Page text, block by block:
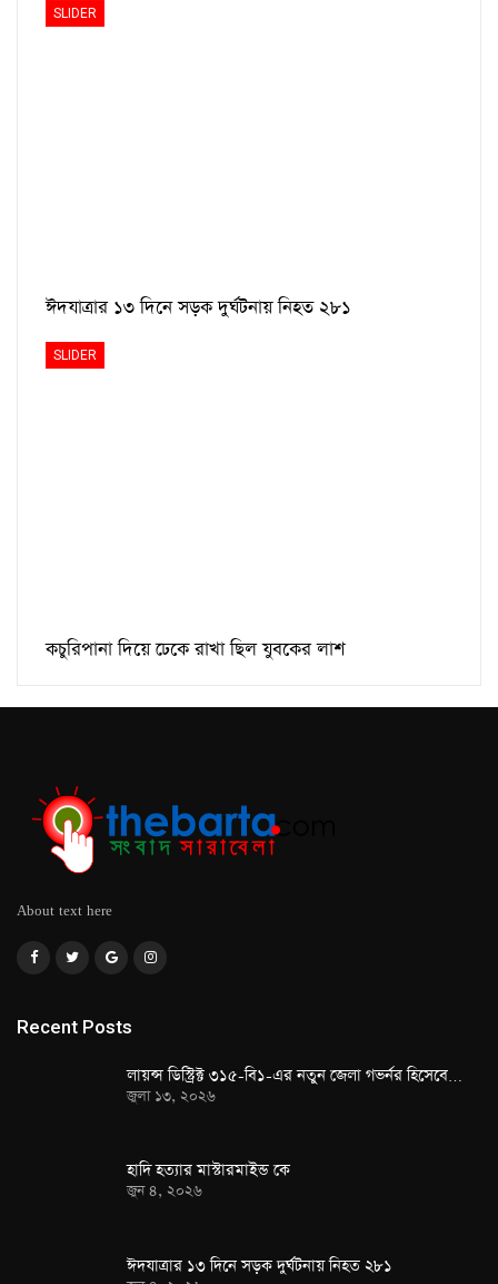
SLIDER
ঈদযাত্রার ১৩ দিনে সড়ক দুর্ঘটনায় নিহত ২৮১
SLIDER
কচুরিপানা দিয়ে ঢেকে রাখা ছিল যুবকের লাশ
About text here
Recent Posts
লায়ন্স ডিস্ট্রিক্ট ৩১৫-বি১-এর নতুন জেলা গভর্নর হিসেবে…
জুলা ১৩, ২০২৬
হাদি হত্যার মাস্টারমাইন্ড কে
জুন ৪, ২০২৬
ঈদযাত্রার ১৩ দিনে সড়ক দুর্ঘটনায় নিহত ২৮১